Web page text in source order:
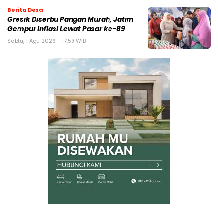
Berita Desa
Gresik Diserbu Pangan Murah, Jatim
Gempur Inflasi Lewat Pasar ke-89
Sabtu, 1 Agu 2026 - 17:59 WIB